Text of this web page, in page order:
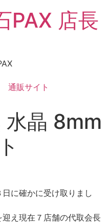
PAX 店長
通販サイト
水晶 8mm
に確かに受け取りまし
え現在７店舗の代取会長